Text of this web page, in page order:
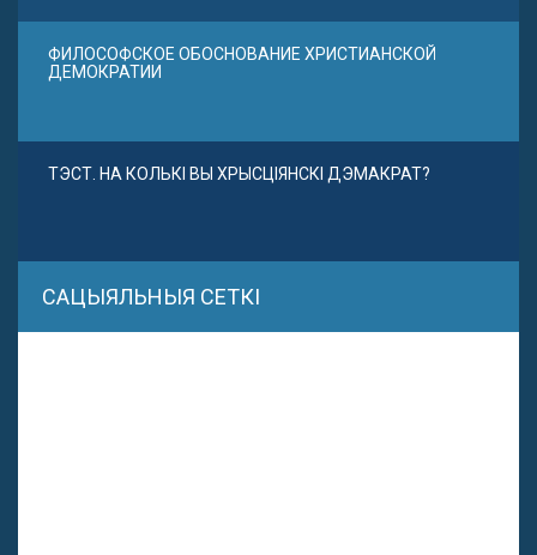
ФИЛОСОФСКОЕ ОБОСНОВАНИЕ ХРИСТИАНСКОЙ
ДЕМОКРАТИИ
ТЭСТ. НА КОЛЬКІ ВЫ ХРЫСЦІЯНСКІ ДЭМАКРАТ?
САЦЫЯЛЬНЫЯ СЕТКІ